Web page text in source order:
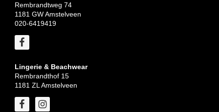
Rembrandtweg 74
1181 GW Amstelveen
020-6419419
Lingerie & Beachwear
Rembrandthof 15
1181 ZL Amstelveen